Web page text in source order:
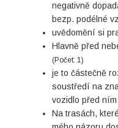
negativně
bezp. podélné
uvědomění si
Hlavně před
(Počet: 1)
je to částečně
soustředí na
vozidlo před
Na trasách,